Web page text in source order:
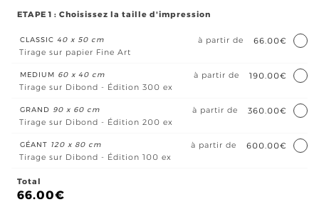
ETAPE 1 : Choisissez la taille d'impression
CLASSIC40 x 50 cm à partir de
66.00€
Tirage sur papier Fine Art
MEDIUM 60 x 40 cm à partir de
190.00€
Tirage sur Dibond - Édition 300 ex
GRAND 90 x 60 cm à partir de
360.00€
Tirage sur Dibond - Édition 200 ex
GÉANT 120 x 80 cm à partir de
600.00€
Tirage sur Dibond - Édition 100 ex
Total
66.00€